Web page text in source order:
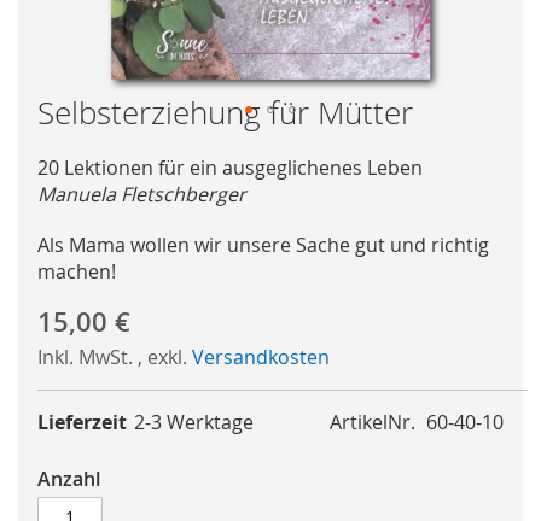
to
the
of
the
gallery
Selbsterziehung für Mütter
20 Lektionen für ein ausgeglichenes Leben
Manuela Fletschberger
Als Mama wollen wir unsere Sache gut und richtig
machen!
15,00 €
Inkl. MwSt. , exkl. Versandkosten
ArtikelNr. 60-40-10
Lieferzeit 2-3 Werktage
Anzahl